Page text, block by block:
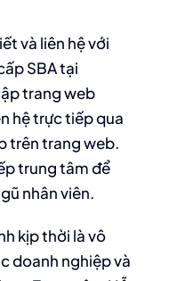
và liên hệ với
SBA tại
trang web
hệ trực tiếp qua
trên trang web.
trung tâm để
nhân viên.
kịp thời là vô
doanh nghiệp và